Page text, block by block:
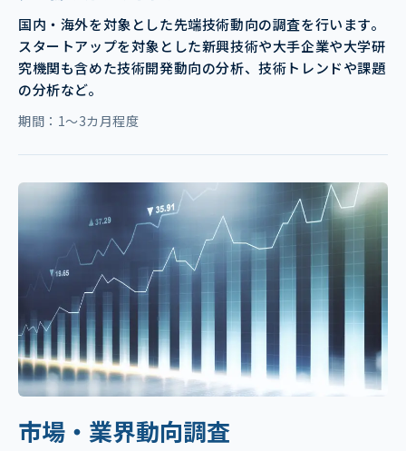
国内・海外を対象とした先端技術動向の調査を行います。
スタートアップを対象とした新興技術や大手企業や大学研
究機関も含めた技術開発動向の分析、技術トレンドや課題
の分析など。
期間：1～3カ月程度
市場・業界動向調査